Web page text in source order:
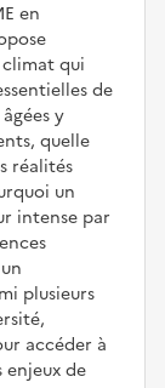
en
qui
de
y
quelle
réalités
un
intense par
plusieurs
accéder à
de